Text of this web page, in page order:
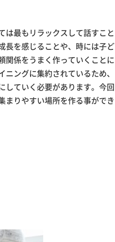
は最もリラックスして話すこと
長を感じることや、時には子ど
関係をうまく作っていくことに
ングに集約されているため、
していく必要があります。今回
まりやすい場所を作る事ができ